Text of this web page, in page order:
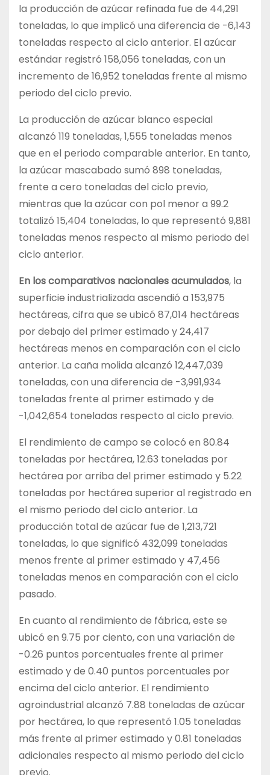
la producción de azúcar refinada fue de 44,291
toneladas, lo que implicó una diferencia de -6,143
toneladas respecto al ciclo anterior. El azúcar
estándar registró 158,056 toneladas, con un
incremento de 16,952 toneladas frente al mismo
periodo del ciclo previo.
La producción de azúcar blanco especial
alcanzó 119 toneladas, 1,555 toneladas menos
que en el periodo comparable anterior. En tanto,
la azúcar mascabado sumó 898 toneladas,
frente a cero toneladas del ciclo previo,
mientras que la azúcar con pol menor a 99.2
totalizó 15,404 toneladas, lo que representó 9,881
toneladas menos respecto al mismo periodo del
ciclo anterior.
En los comparativos nacionales acumulados, la
superficie industrializada ascendió a 153,975
hectáreas, cifra que se ubicó 87,014 hectáreas
por debajo del primer estimado y 24,417
hectáreas menos en comparación con el ciclo
anterior. La caña molida alcanzó 12,447,039
toneladas, con una diferencia de -3,991,934
toneladas frente al primer estimado y de
-1,042,654 toneladas respecto al ciclo previo.
El rendimiento de campo se colocó en 80.84
toneladas por hectárea, 12.63 toneladas por
hectárea por arriba del primer estimado y 5.22
toneladas por hectárea superior al registrado en
el mismo periodo del ciclo anterior. La
producción total de azúcar fue de 1,213,721
toneladas, lo que significó 432,099 toneladas
menos frente al primer estimado y 47,456
toneladas menos en comparación con el ciclo
pasado.
En cuanto al rendimiento de fábrica, este se
ubicó en 9.75 por ciento, con una variación de
-0.26 puntos porcentuales frente al primer
estimado y de 0.40 puntos porcentuales por
encima del ciclo anterior. El rendimiento
agroindustrial alcanzó 7.88 toneladas de azúcar
por hectárea, lo que representó 1.05 toneladas
más frente al primer estimado y 0.81 toneladas
adicionales respecto al mismo periodo del ciclo